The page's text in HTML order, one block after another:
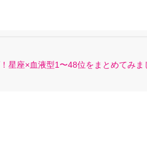
座×血液型1〜48位をまとめてみま